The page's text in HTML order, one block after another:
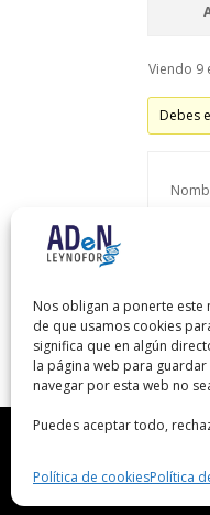
Nos obligan a ponerte este
de que usamos cookies
significa que en algún
la página web para
navegar por esta web no
Puedes aceptar todo,
Política de cookiesPolítica
Viendo 9
Debes